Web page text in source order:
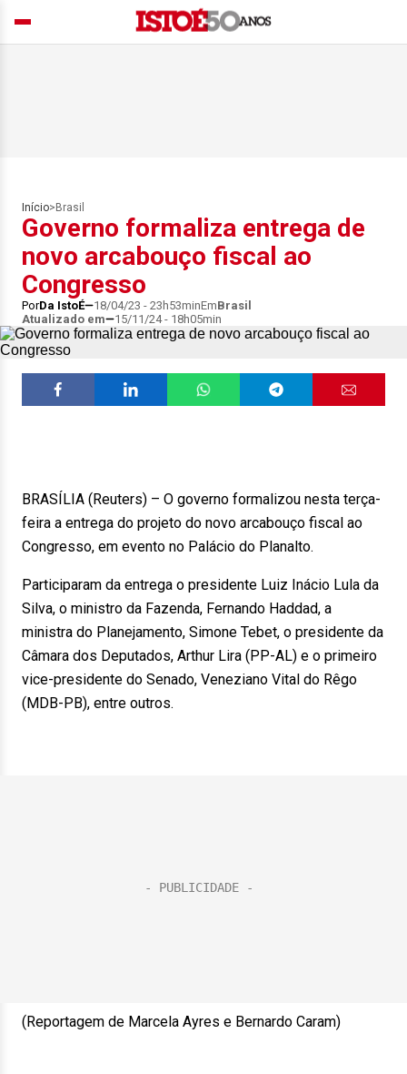
Início> Brasil
Governo formaliza entrega de
novo arcabouço fiscal ao
Congresso
PorDa IstoÉ 18/04/23 - 23h53minEmBrasil
Atualizado em
15/11/24 - 18h05min
BRASÍLIA (Reuters) – O governo formalizou nesta terça-
feira a entrega do projeto do novo arcabouço fiscal ao
Congresso, em evento no Palácio do Planalto.
Participaram da entrega o presidente Luiz Inácio Lula da
Silva, o ministro da Fazenda, Fernando Haddad, a
ministra do Planejamento, Simone Tebet, o presidente da
Câmara dos Deputados, Arthur Lira (PP-AL) e o primeiro
vice-presidente do Senado, Veneziano Vital do Rêgo
(MDB-PB), entre outros.
(Reportagem de Marcela Ayres e Bernardo Caram)